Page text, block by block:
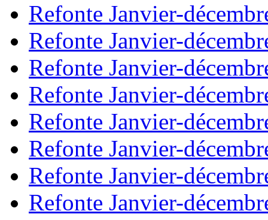
Refonte Janvier-
Refonte Janvier-
Refonte Janvier-
Refonte Janvier-
Refonte Janvier-
Refonte Janvier-
Refonte Janvier-
Refonte Janvier-